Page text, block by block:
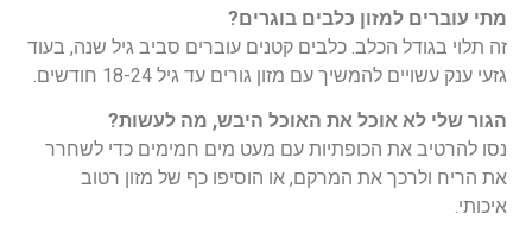
מתי עוברים למזון כלבים בוגרים?
זה תלוי בגודל הכלב. כלבים קטנים עוברים סביב גיל שנה, בעוד
גזעי ענק עשויים להמשיך עם מזון גורים עד גיל 18-24 חודשים.
הגור שלי לא אוכל את האוכל היבש, מה לעשות?
נסו להרטיב את הכופתיות עם מעט מים חמימים כדי לשחרר
את הריח ולרכך את המרקם, או הוסיפו כף של מזון רטוב
איכותי.